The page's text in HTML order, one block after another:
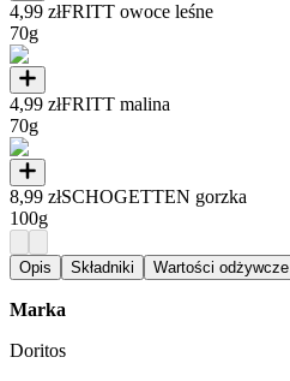
4,99 złFRITT owoce leśne
70g
4,99 złFRITT malina
70g
8,99 złSCHOGETTEN gorzka
100g
Opis Składniki Wartości odżywcze
Marka
Doritos